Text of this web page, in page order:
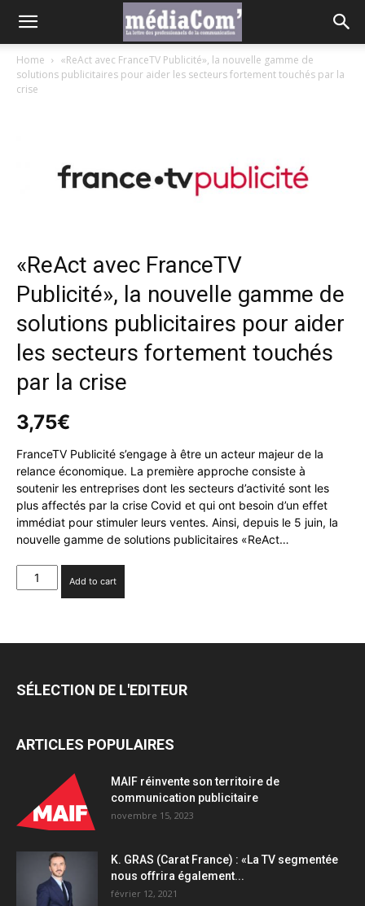
Home
«ReAct avec FranceTV Publicité», la nouvelle gamme de
solutions publicitaires pour aider les secteurs fortement touchés par la
crise
«ReAct avec FranceTV
Publicité», la nouvelle gamme de
solutions publicitaires pour aider
les secteurs fortement touchés
par la crise
3,75€
FranceTV Publicité s’engage à être un acteur majeur de la
relance économique. La première approche consiste à
soutenir les entreprises dont les secteurs d’activité sont les
plus affectés par la crise Covid et qui ont besoin d’un effet
immédiat pour stimuler leurs ventes. Ainsi, depuis le 5 juin, la
nouvelle gamme de solutions publicitaires «ReAct…
«ReAct
avec
la
de
pour
secteurs
fortement
touchés
quantity
Add to cart
SÉLECTION DE L'EDITEUR
ARTICLES POPULAIRES
MAIF réinvente son territoire de
communication publicitaire
novembre 15, 2023
K. GRAS (Carat France) : «La TV segmentée
nous offrira également...
février 12, 2021